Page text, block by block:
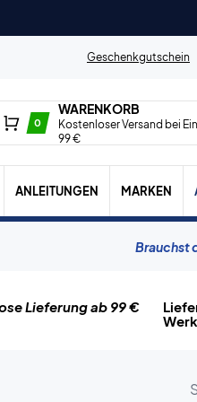
Geschenkgutschein
0
WARENKORB
Kostenloser Versand bei
99 €
ANLEITUNGEN MARKEN
Brauchst
Lieferung ab 99 €